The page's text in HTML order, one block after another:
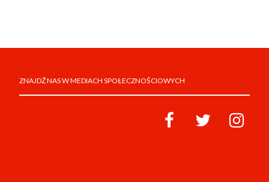
ZNAJDŹ NAS W MEDIACH SPOŁECZNOŚCIOWYCH